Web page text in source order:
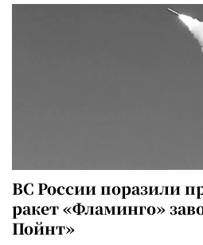
ВС России поразили
ракет «Фламинго»
Пойнт»